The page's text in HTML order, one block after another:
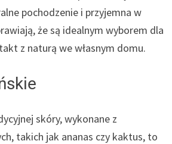
pochodzenie i przyjemna w
że są idealnym wyborem dla
z naturą we własnym domu.
skóry, wykonane z
takich jak ananas czy kaktus, to